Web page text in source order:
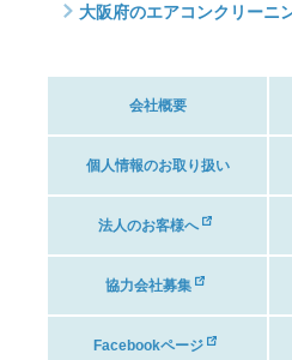
大阪府のエアコンクリーニ
会社概要
個人情報のお取り扱い
法人のお客様へ
協力会社募集
Facebookページ